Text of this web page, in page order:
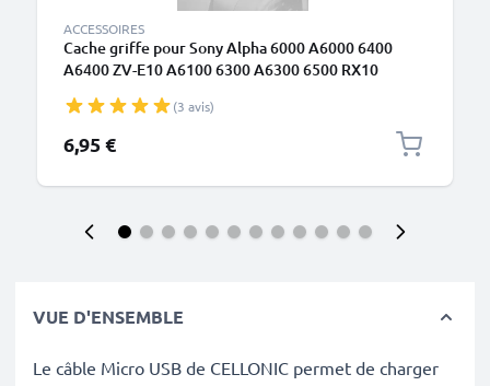
ACCESSOIRES
Cache griffe pour Sony Alpha 6000 A6000 6400
A6400 ZV-E10 A6100 6300 A6300 6500 RX10
(3 avis)
6,95 €
VUE D'ENSEMBLE
Le câble Micro USB de CELLONIC permet de charger